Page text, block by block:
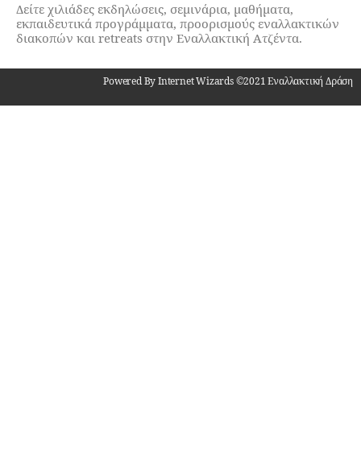
Δείτε χιλιάδες εκδηλώσεις, σεμινάρια, μαθήματα,
εκπαιδευτικά προγράμματα, προορισμούς εναλλακτικών
διακοπών και retreats στην Εναλλακτική Ατζέντα.
Powered By Internet Wizards ©2021 Εναλλακτική Δράση